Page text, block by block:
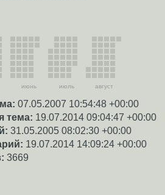
июнь июль август
07.05.2007 10:54:48 +00:00
тема: 19.07.2014 09:04:47 +00:00
31.05.2005 08:02:30 +00:00
19.07.2014 14:09:24 +00:00
3669